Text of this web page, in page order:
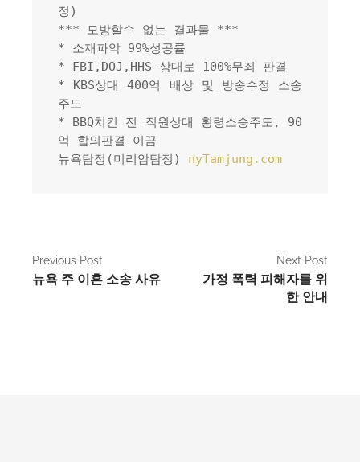
정)
*** 모방할수 없는 결과물 ***
* 소재파악 99%성공률
* FBI,DOJ,HHS 상대로 100%무죄 판결
* KBS상대 400억 배상 및 방송수정 소송
주도
* BBQ치킨 전 직원상대 횡령소송주도, 90
억 합의판결 이끔
뉴욕탐정(미리암탐정) nyTamjung.com
P
o
Previous Post
뉴욕 주 이혼 소송 사유
Next Post
가정 폭력 피해자를 위
한 안내